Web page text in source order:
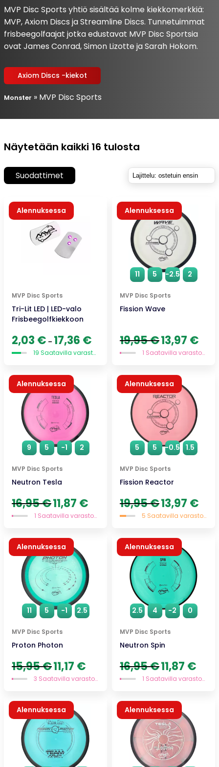
MVP Disc Sports yhtiö sisältää kolme kiekkomerkkiä:
MVP, Axiom Discs ja Streamline Discs. Tunnetuimmat
frisbeegolfaajat jotka edustavat MVP Disc Sportsia
ovat James Conrad, Simon Lizotte ja Sarah Hokom.
Axiom Discs -kiekot
Monster » MVP Disc Sports
Näytetään kaikki 16 tulosta
Suodattimet
MVP Disc Sports
Tri-Lit LED | LED-valo
Frisbeegolfkiekkoon
Alennuksessa
2,03 € – 17,36 € Hintaluokka:
-19 Saatavilla varastossa
11 5 -2.5 2
MVP Disc Sports
Fission Wave
Alennuksessa
19,95€ Alkuperäinen
hinta
oli:
13,97 €
on:
1 Saatavilla varastossa
9 5 -1 2
MVP Disc Sports
Neutron Tesla
Alennuksessa
16,95€ Alkuperäinen
hinta
oli:
11,87 €
on:
1 Saatavilla varastossa
5 5 -0.5 1.5
MVP Disc Sports
Fission Reactor
Alennuksessa
19,95€ Alkuperäinen
hinta
oli:
13,97 €
on:
5 Saatavilla varastossa
11 5 -1 2.5
MVP Disc Sports
Proton Photon
Alennuksessa
15,95€ Alkuperäinen
hinta
oli:
11,17 €
on:3 Saatavilla varastossa
2.5 4 -2 0
MVP Disc Sports
Neutron Spin
Alennuksessa
16,95€ Alkuperäinen
hinta
oli:
11,87 €
on:
1 Saatavilla varastossa
Alennuksessa Alennuksessa